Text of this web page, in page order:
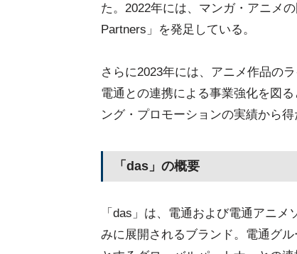
た。2022年には、マンガ・アニメ
Partners」を発足している。
さらに2023年には、アニメ作品の
電通との連携による事業強化を図
ング・プロモーションの実績から
「das」の概要
「das」は、電通および電通アニ
みに展開されるブランド。電通グ